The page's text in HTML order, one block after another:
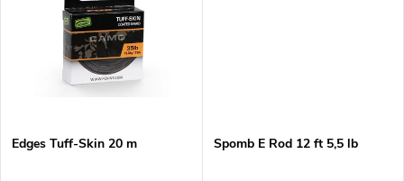
Edges Tuff-Skin 20 m Spomb E Rod 12 ft 5,5 lb